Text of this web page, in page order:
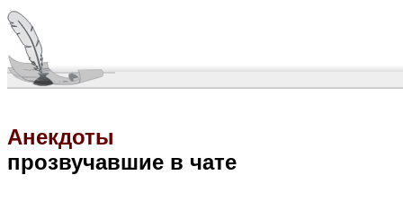
Анекдоты
прозвучавшие в чате